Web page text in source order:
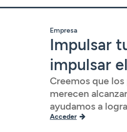
Empresa
Impulsar
impulsar
Creemos que
merecen
ayudamos a
Acceder